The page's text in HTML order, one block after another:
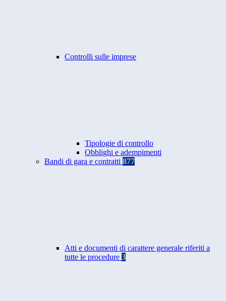
Controlli sulle imprese
Tipologie di controllo
Obblighi e adempimenti
Bandi di gara e contratti 877
Atti e documenti di carattere generale riferiti a
tutte le procedure 3